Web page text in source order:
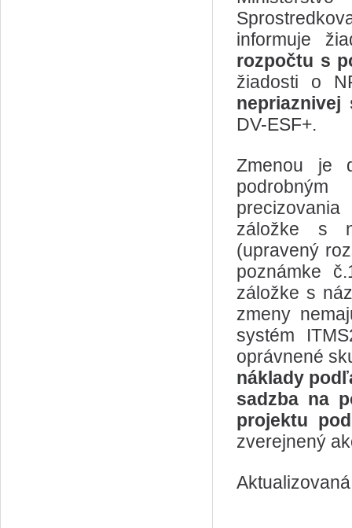
informuje
rozpočtu s
žiadosti o
DV-ESF+.
Zmenou je
záložke s
(upravený
poznámke
záložke s
zmeny
systém
oprávnené
náklady
sadzba na
projektu
zverejnený